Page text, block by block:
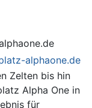
alphaone.de
Zelten bis hin
Alpha One in
für